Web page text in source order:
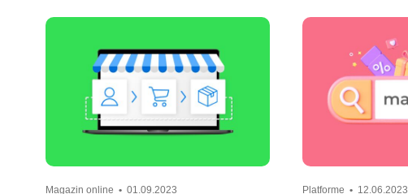
Magazin online • 01.09.2023 Platforme • 12.06.2023